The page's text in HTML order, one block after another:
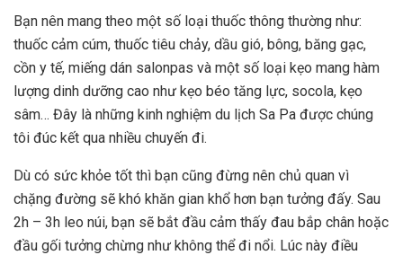
Bạn nên mang theo một số loại thuốc thông thường như:
thuốc cảm cúm, thuốc tiêu chảy, dầu gió, bông, băng gạc,
cồn y tế, miếng dán salonpas và một số loại kẹo mang hàm
lượng dinh dưỡng cao như kẹo béo tăng lực, socola, kẹo
sâm… Đây là những kinh nghiệm du lịch Sa Pa được chúng
tôi đúc kết qua nhiều chuyến đi.
Dù có sức khỏe tốt thì bạn cũng đừng nên chủ quan vì
chặng đường sẽ khó khăn gian khổ hơn bạn tưởng đấy. Sau
2h – 3h leo núi, bạn sẽ bắt đầu cảm thấy đau bắp chân hoặc
đầu gối tưởng chừng như không thể đi nổi. Lúc này điều